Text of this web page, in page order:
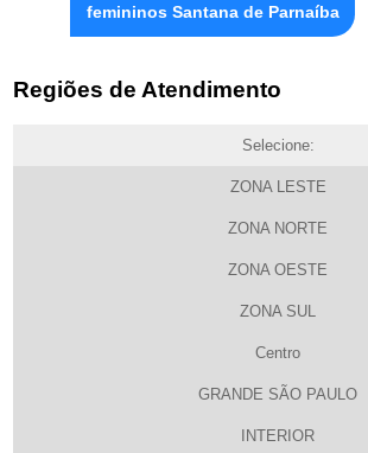
femininos Santana de Parnaíba
Regiões de Atendimento
Selecione:
ZONA LESTE
ZONA NORTE
ZONA OESTE
ZONA SUL
Centro
GRANDE SÃO PAULO
INTERIOR